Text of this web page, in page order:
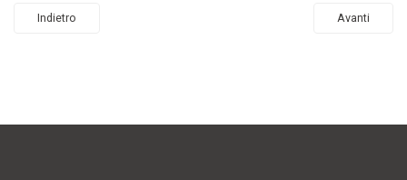
Indietro Avanti